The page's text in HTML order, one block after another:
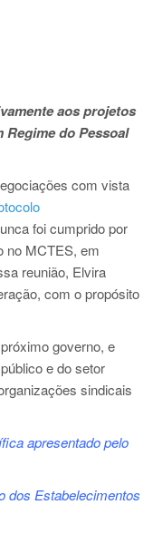
aos projetos
Regime do Pessoal
com vista
foi cumprido por
no MCTES, em
reunião, Elvira
com o propósito
governo, e
e do setor
sindicais
apresentado pelo
dos Estabelecimentos